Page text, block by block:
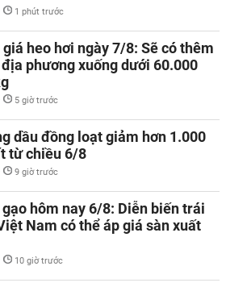
1 phút trước
giá heo hơi ngày 7/8: Sẽ có thêm
phương xuống dưới 60.000
5 giờ trước
dầu đồng loạt giảm hơn 1.000
từ chiều 6/8
9 giờ trước
hôm nay 6/8: Diễn biến trái
Nam có thể áp giá sàn xuất
10 giờ trước